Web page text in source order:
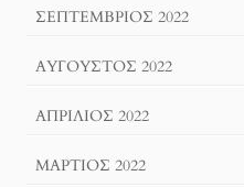
ΣΕΠΤΈΜΒΡΙΟΣ 2022
ΑΎΓΟΥΣΤΟΣ 2022
ΑΠΡΊΛΙΟΣ 2022
ΜΆΡΤΙΟΣ 2022